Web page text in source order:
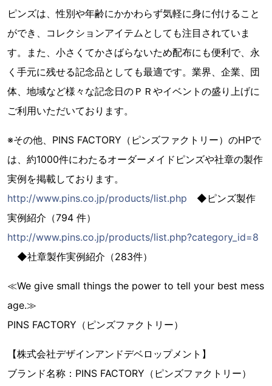
ピンズは、性別や年齢にかかわらず気軽に身に付けること
ができ、コレクションアイテムとしても注目されていま
す。また、小さくてかさばらないため配布にも便利で、永
く手元に残せる記念品としても最適です。業界、企業、団
体、地域など様々な記念日のＰＲやイベントの盛り上げに
ご利用いただいております。
※その他、PINS FACTORY（ピンズファクトリー）のHPで
は、約1000件にわたるオーダーメイドピンズや社章の製作
実例を掲載しております。
http://www.pins.co.jp/products/list.php ◆ピンズ製作
実例紹介（794 件）
http://www.pins.co.jp/products/list.php?category_id=8
◆社章製作実例紹介（283件）
≪We give small things the power to tell your best mess
age.≫
PINS FACTORY（ピンズファクトリー）
【株式会社デザインアンドデベロップメント】
ブランド名称：PINS FACTORY（ピンズファクトリー）